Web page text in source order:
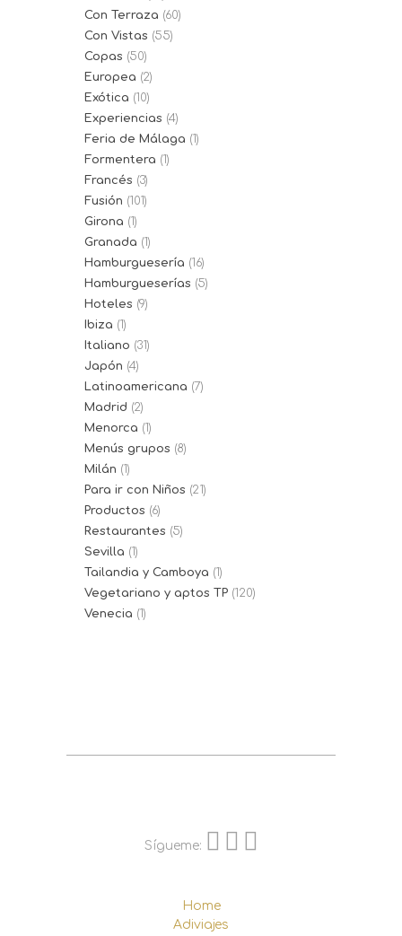
Con Terraza (60)
Con Vistas (55)
Copas (50)
Europea (2)
Exótica (10)
Experiencias (4)
Feria de Málaga (1)
Formentera (1)
Francés (3)
Fusión (101)
Girona (1)
Granada (1)
Hamburguesería (16)
Hamburgueserías (5)
Hoteles (9)
Ibiza (1)
Italiano (31)
Japón (4)
Latinoamericana (7)
Madrid (2)
Menorca (1)
Menús grupos (8)
Milán (1)
Para ir con Niños (21)
Productos (6)
Restaurantes (5)
Sevilla (1)
Tailandia y Camboya (1)
Vegetariano y aptos TP (120)
Venecia (1)
Sígueme:
Home
Adiviajes